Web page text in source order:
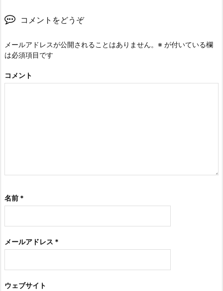
コメントをどうぞ
メールアドレスが公開されることはありません。 ※ が付いている欄
は必須項目です
コメント
名前 *
メールアドレス *
ウェブサイト